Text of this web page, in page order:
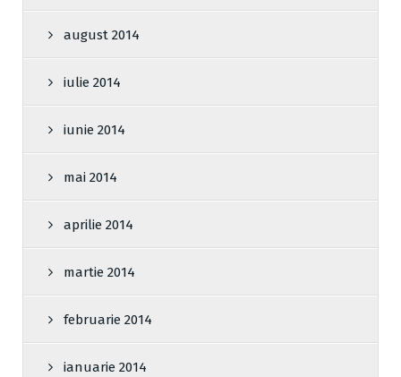
august 2014
iulie 2014
iunie 2014
mai 2014
aprilie 2014
martie 2014
februarie 2014
ianuarie 2014